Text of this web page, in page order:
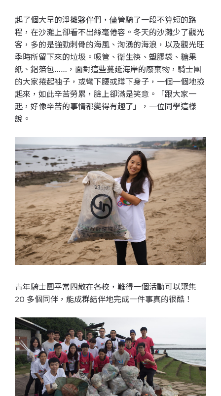
起了個大早的淨攤夥伴們，儘管騎了一段不算短的路
程， 在沙灘上卻看不出絲毫倦容。冬天的沙灘少了觀光
客， 多的是強勁刺骨的海風、洶湧的海浪， 以及觀光旺
季時所留下來的垃圾。吸管、衛生筷、塑膠袋、糖果
紙、 鋁箔包……，面對這些蔓延海岸的廢棄物，騎士團
的大家捲起袖子， 或彎下腰或蹲下身子，一個一個地撿
起來，如此辛苦勞累， 臉上卻滿是笑意。「跟大家一
起，好像辛苦的事情都變得有趣了」， 一位同學這樣
說。
青年騎士團平常四散在各校，難得一個活動可以聚集
20 多個同伴，能成群結伴地完成一件事真的很酷！